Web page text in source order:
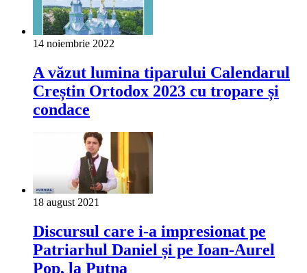
14 noiembrie 2022
A văzut lumina tiparului Calendarul
Creștin Ortodox 2023 cu tropare și
condace
18 august 2021
Discursul care i-a impresionat pe
Patriarhul Daniel și pe Ioan-Aurel
Pop, la Putna